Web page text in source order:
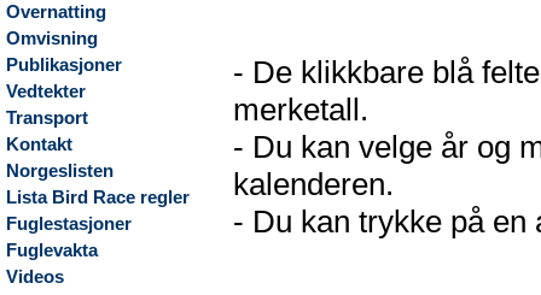
Overnatting
Omvisning
Publikasjoner
Vedtekter
Transport
Kontakt
Norgeslisten
Lista Bird Race regler
Fuglestasjoner
Fuglevakta
Videos
- De klikkbare blå
merketall.
- Du kan velge år og
kalenderen.
- Du kan trykke på en